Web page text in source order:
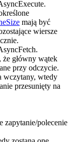
.
mają być
wiersze
.
że główny wątek
przy odczycie.
wczytany, wtedy
przesunięty na
zapytanie/polecenie